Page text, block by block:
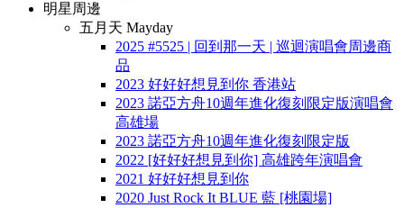
明星周邊
五月天 Mayday
2025 #5525 | 回到那一天 | 巡迴演唱會周邊商
品
2023 好好好想見到你 香港站
2023 諾亞方舟10週年進化復刻限定版演唱會
高雄場
2023 諾亞方舟10週年進化復刻限定版
2022 [好好好想見到你] 高雄跨年演唱會
2021 好好好想見到你
2020 Just Rock It BLUE 藍 [桃園場]